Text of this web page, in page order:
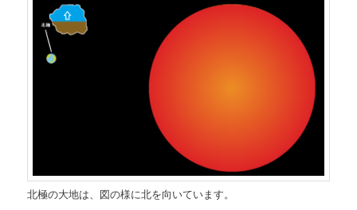
北極の大地は、図の様に北を向いています。